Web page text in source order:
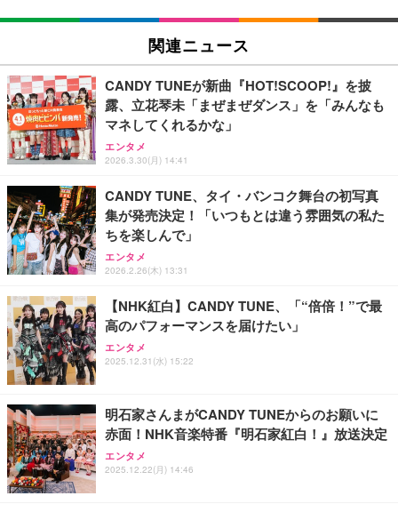
RJ45 ケーブル コネクタ Cat6A Cat6 Cat5e RJ45 イ
ンダー アダプター
￥487
【Amazon.co.jp 限定】SoftBank 光 お申し込みエ
ントリーパッケージ 使い放題 超高速インターネット
【フレッツ光・コラボ光なら工事不要】
エレコム WiFi ルーター 無線LAN Wi-Fi7 11BE 2882
+688Mbps IPv6(IPoE)対応 エコパッケージ WRC-W
701-B
￥7,980
バッファロー Wi-Fi 6 ルーター 2401+573Mbps WS
R-3000AX4P/NBK (× 2)
1080P ポータブルウェアラブルカメラ旅行用軽量ビ
デオレコーダー軽量トラベルカメラ
￥3,255
XXA4Kアクションカメラ ウェアラブルカメラ Vlog
ビデオカメラ ボディカメラ 1.9インチモニター 32G
Bカード付き 180度回転レンズ 2000mAhバッテリー
循環録画 夜間録画 連写 タイマー撮影 軽量 Vlog 旅
タンド付き 日本語取扱説明書 (ピンク)
スパイカメラ探知機ファインダー、 家庭用および保
護用、 操作およびスキャンデバイス付き車用隠しカ
メラファインダー
￥2,298
Vlog アクションカメラ、回転レンズ付き、フロント
スクリーン、Type-C 充電、毎日の Vlog 用 1080P
ハンドヘルドカメラ ポケットサイクリング映像 毎日
REGZA レグザ テレビ 32V35S (32インチ / フルハイ
￥38,965
【Amazon.co.jp限定】REGZA レグザ テレビ 40V3
5N(A) (40インチ / フルハイビジョン/液晶/Airplay/ネ
ット動画対応)
【Amazon.co.jp限定】REGZA レグザ テレビ 24V3
5N(A) (24インチ / ハイビジョン/液晶/Airplay/ネット
動画対応)
￥34,000
Philips(フィリップス) チューナーレステレビ 43イン
チ 量子ドット FHD QLED スマートテレビ Google T
V内蔵 HDR10/Dolby Audio対応 ネット動画視聴可能
関連ニュース
CANDY TUNEが新曲『HOT!SCOOP!』を披
露、立花琴未「まぜまぜダンス」を「みんなも
マネしてくれるかな」
エンタメ
2026.3.30(月) 14:41
CANDY TUNE、タイ・バンコク舞台の初写真
集が発売決定！「いつもとは違う雰囲気の私た
ちを楽しんで」
エンタメ
2026.2.26(木) 13:31
【NHK紅白】CANDY TUNE、「“倍倍！”で最
高のパフォーマンスを届けたい」
エンタメ
2025.12.31(水) 15:22
明石家さんまがCANDY TUNEからのお願いに
赤面！NHK音楽特番『明石家紅白！』放送決定
エンタメ
2025.12.22(月) 14:46